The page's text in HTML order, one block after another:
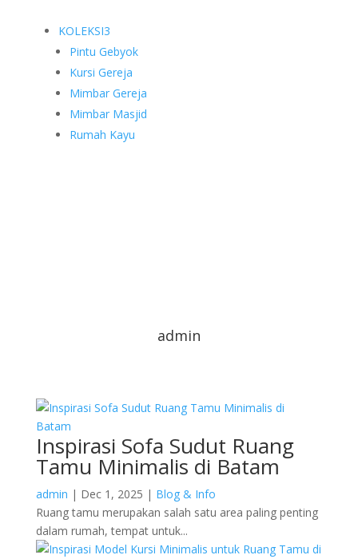
KOLEKSI3
Pintu Gebyok
Kursi Gereja
Mimbar Gereja
Mimbar Masjid
Rumah Kayu
admin
Inspirasi Sofa Sudut Ruang
Tamu Minimalis di Batam
admin | Dec 1, 2025 | Blog & Info
Ruang tamu merupakan salah satu area paling penting
dalam rumah, tempat untuk...